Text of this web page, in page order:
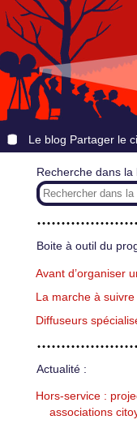
Le blog Partager le
Recherche dans
Boite à outil du
Avant d’organiser
La marche à
Diffuseurs
Actualité :
Hors-service :
associations